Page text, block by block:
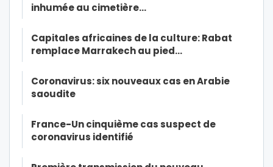
inhumée au cimetière…
Capitales africaines de la culture: Rabat
remplace Marrakech au pied…
Coronavirus: six nouveaux cas en Arabie
saoudite
France-Un cinquième cas suspect de
coronavirus identifié